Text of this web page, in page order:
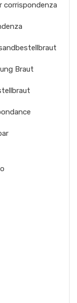
corrispondenza
Braut